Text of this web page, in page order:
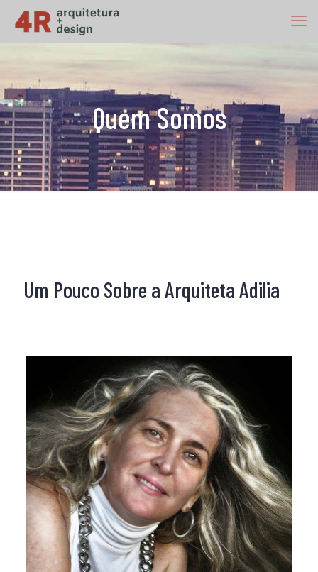
Quem Somos
Um Pouco Sobre a Arquiteta Adilia